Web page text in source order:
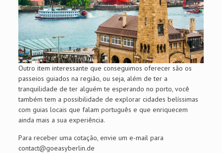
Outro item interessante que conseguimos oferecer são os
passeios guiados na região, ou seja, além de ter a
tranquilidade de ter alguém te esperando no porto, você
também tem a possibilidade de explorar cidades belíssimas
com guias locais que falam português e que enriquecem
ainda mais a sua experiência.
Para receber uma cotação, envie um e-mail para
contact@goeasyberlin.de